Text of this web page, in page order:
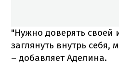
"Нужно доверять своей
заглянуть внутрь себя,
– добавляет Аделина.